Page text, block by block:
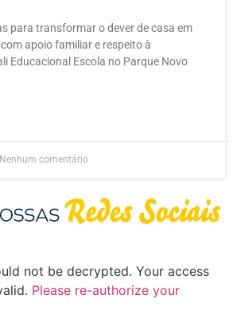
para transformar o dever de casa em
apoio familiar e respeito à
Educacional Escola no Parque Novo
Nenhum comentário
not be decrypted. Your access
Please re-authorize your